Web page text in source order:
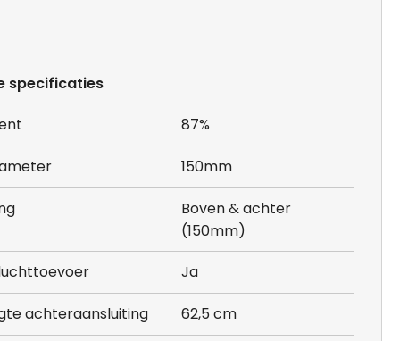
specificaties
87%
150mm
Boven & achter
(150mm)
Ja
achteraansluiting 62,5 cm